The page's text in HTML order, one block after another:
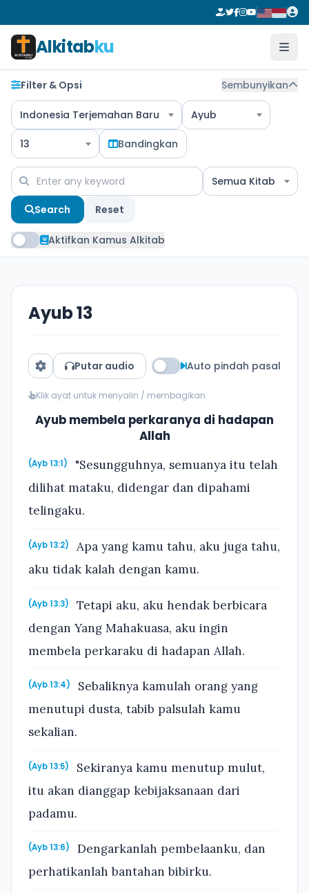
Alkitabku
Filter & Opsi Sembunyikan
Indonesia Terjemahan Baru Ayub
13 Bandingkan
Semua Kitab
Search Reset
Aktifkan Kamus Alkitab
Ayub 13
Putar audio Auto pindah pasal
Klik ayat untuk menyalin / membagikan
Ayub membela perkaranya di hadapan
Allah
(Ayb 13:1)
"Sesungguhnya, semuanya itu telah
dilihat mataku, didengar dan dipahami
telingaku.
(Ayb 13:2)
Apa yang kamu tahu, aku juga tahu,
aku tidak kalah dengan kamu.
(Ayb 13:3)
Tetapi aku, aku hendak berbicara
dengan Yang Mahakuasa, aku ingin
membela perkaraku di hadapan Allah.
(Ayb 13:4)
Sebaliknya kamulah orang yang
menutupi dusta, tabib palsulah kamu
sekalian.
(Ayb 13:5)
Sekiranya kamu menutup mulut,
itu akan dianggap kebijaksanaan dari
padamu.
(Ayb 13:6)
Dengarkanlah pembelaanku, dan
perhatikanlah bantahan bibirku.